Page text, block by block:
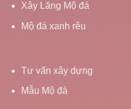
Xây Lăng Mộ đá
Mộ đá xanh rêu
Tư vấn xây dựng
Mẫu Mộ đá